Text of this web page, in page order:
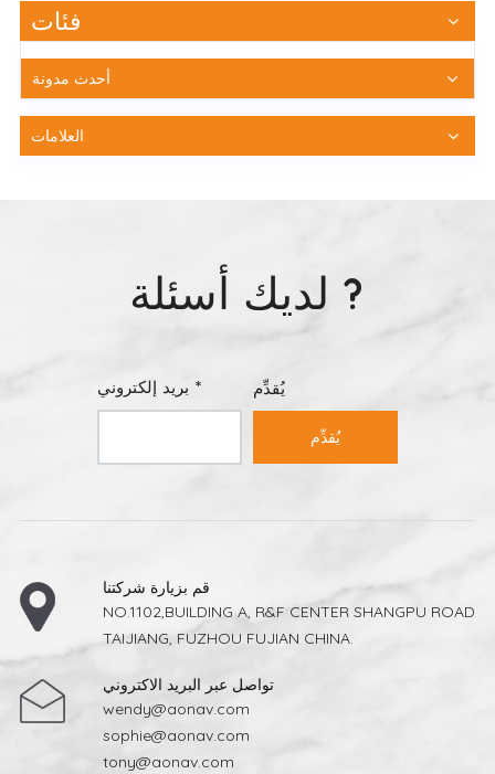
فئات
أحدث مدونة
العلامات
لديك أسئلة ?
بريد إلكتروني * يُقدِّم
يُقدِّم
قم بزيارة شركتنا
NO.1102,BUILDING A, R&F CENTER SHANGPU ROAD
TAIJIANG, FUZHOU FUJIAN CHINA.
تواصل عبر البريد الاكتروني
wendy@aonav.com
sophie@aonav.com
tony@aonav.com